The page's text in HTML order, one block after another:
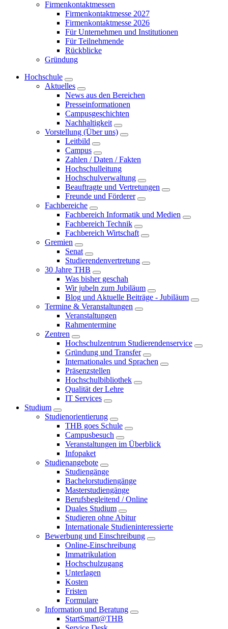
Firmenkontaktmessen
Firmenkontaktmesse 2027
Firmenkontaktmesse 2026
Für Unternehmen und Institutionen
Für Teilnehmende
Rückblicke
Gründung
Hochschule
Aktuelles
News aus den Bereichen
Presseinformationen
Campusgeschichten
Nachhaltigkeit
Vorstellung (Über uns)
Leitbild
Campus
Zahlen / Daten / Fakten
Hochschulleitung
Hochschulverwaltung
Beauftragte und Vertretungen
Freunde und Förderer
Fachbereiche
Fachbereich Informatik und Medien
Fachbereich Technik
Fachbereich Wirtschaft
Gremien
Senat
Studierendenvertretung
30 Jahre THB
Was bisher geschah
Wir jubeln zum Jubiläum
Blog und Aktuelle Beiträge - Jubiläum
Termine & Veranstaltungen
Veranstaltungen
Rahmentermine
Zentren
Hochschulzentrum Studierendenservice
Gründung und Transfer
Internationales und Sprachen
Präsenzstellen
Hochschulbibliothek
Qualität der Lehre
IT Services
Studium
Studienorientierung
THB goes Schule
Campusbesuch
Veranstaltungen im Überblick
Infopaket
Studienangebote
Studiengänge
Bachelorstudiengänge
Masterstudiengänge
Berufsbegleitend / Online
Duales Studium
Studieren ohne Abitur
Internationale Studieninteressierte
Bewerbung und Einschreibung
Online-Einschreibung
Immatrikulation
Hochschulzugang
Unterlagen
Kosten
Fristen
Formulare
Information und Beratung
StartSmart@THB